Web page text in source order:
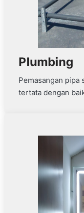
Plumbing
Pemasangan pipa
tertata dengan